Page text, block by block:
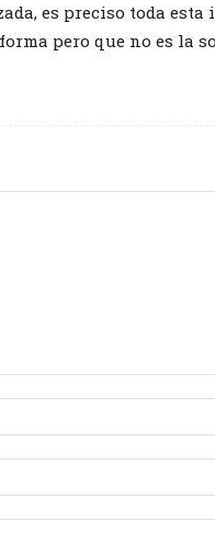
es preciso toda
pero que no es la